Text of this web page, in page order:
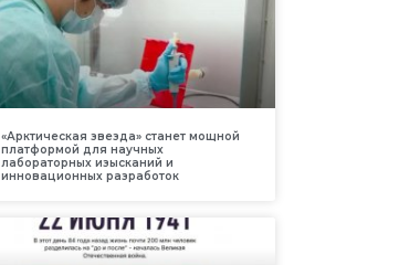
«Арктическая звезда» станет мощной
платформой для научных
лабораторных изысканий и
инновационных разработок